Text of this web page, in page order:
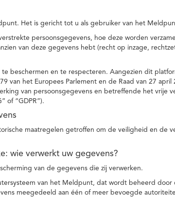
Het is gericht tot u als gebruiker van het
persoonsgegevens, hoe deze worden
van deze gegevens hebt (recht op inzage,
beschermen en te respecteren. Aangezien dit
van het Europees Parlement en de Raad van 27
van persoonsgegevens en betreffende het vrije
of “GDPR”).
maatregelen getroffen om de veiligheid en de
wie verwerkt uw gegevens?
van de gegevens die zij verwerken.
van het Meldpunt, dat wordt beheerd door
meegedeeld aan één of meer bevoegde